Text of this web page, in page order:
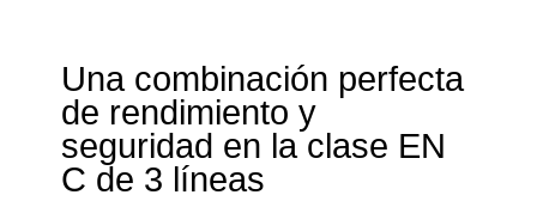
Una combinación perfecta
de rendimiento y
seguridad en la clase EN
C de 3 líneas